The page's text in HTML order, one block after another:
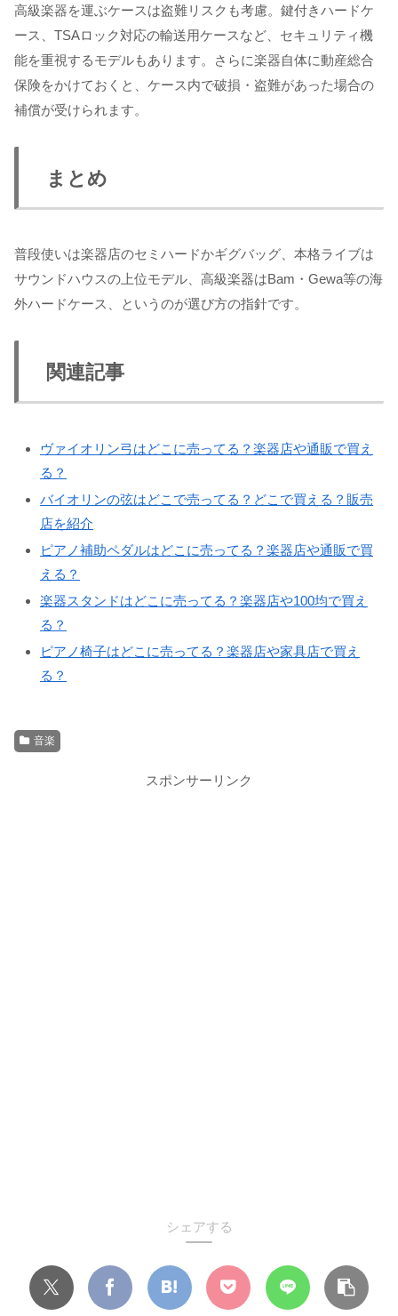
高級楽器を運ぶケースは盗難リスクも考慮。鍵付きハードケ
ース、TSAロック対応の輸送用ケースなど、セキュリティ機
能を重視するモデルもあります。さらに楽器自体に動産総合
保険をかけておくと、ケース内で破損・盗難があった場合の
補償が受けられます。
まとめ
普段使いは楽器店のセミハードかギグバッグ、本格ライブは
サウンドハウスの上位モデル、高級楽器はBam・Gewa等の海
外ハードケース、というのが選び方の指針です。
関連記事
ヴァイオリン弓はどこに売ってる？楽器店や通販で買え
る？
バイオリンの弦はどこで売ってる？どこで買える？販売
店を紹介
ピアノ補助ペダルはどこに売ってる？楽器店や通販で買
える？
楽器スタンドはどこに売ってる？楽器店や100均で買え
る？
ピアノ椅子はどこに売ってる？楽器店や家具店で買え
る？
音楽
スポンサーリンク
シェアする